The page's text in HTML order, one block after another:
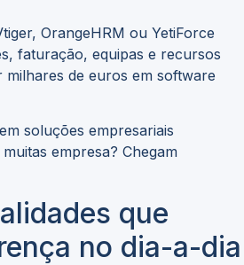
OrangeHRM ou YetiForce
faturação, equipas e recursos
milhares de euros em software
soluções empresariais
empresa? Chegam
que
no dia-a-dia